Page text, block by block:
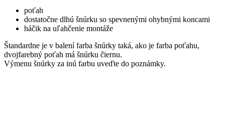
poťah
dostatočne dlhú šnúrku so spevnenými ohybnými koncami
háčik na uľahčenie montáže
Štandardne je v balení farba šnúrky taká, ako je farba poťahu,
dvojfarebný poťah má šnúrku čiernu.
Výmenu šnúrky za inú farbu uveďte do poznámky.